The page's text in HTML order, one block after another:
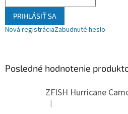
PRIHLÁSIŤ SA
Nová registráciaZabudnuté heslo
Posledné hodnotenie
ZFISH Hurricane
Hodnotenie produktu je 5 z
|